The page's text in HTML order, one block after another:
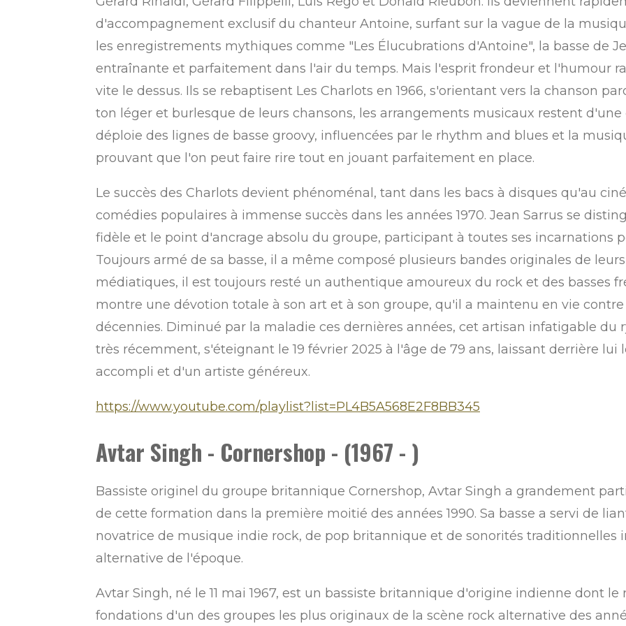
d'accompagnement exclusif du chanteur Antoine, surfant sur la vague de la
les enregistrements mythiques comme "Les Élucubrations d'Antoine", la basse de
entraînante et parfaitement dans l'air du temps. Mais l'esprit frondeur et l'humour
vite le dessus. Ils se rebaptisent Les Charlots en 1966, s'orientant vers la chanson
ton léger et burlesque de leurs chansons, les arrangements musicaux restent d'une
déploie des lignes de basse groovy, influencées par le rhythm and blues et la
prouvant que l'on peut faire rire tout en jouant parfaitement en place.
Le succès des Charlots devient phénoménal, tant dans les bacs à disques qu'au
comédies populaires à immense succès dans les années 1970. Jean Sarrus se
fidèle et le point d'ancrage absolu du groupe, participant à toutes ses incarnations
Toujours armé de sa basse, il a même composé plusieurs bandes originales de
médiatiques, il est toujours resté un authentique amoureux du rock et des basses
montre une dévotion totale à son art et à son groupe, qu'il a maintenu en vie
décennies. Diminué par la maladie ces dernières années, cet artisan infatigable
très récemment, s'éteignant le 19 février 2025 à l'âge de 79 ans, laissant derrière
accompli et d'un artiste généreux.
https://www.youtube.com/playlist?list=PL4B5A568E2F8BB345
Avtar Singh - Cornershop - (1967 - )
Bassiste originel du groupe britannique Cornershop, Avtar Singh a grandement
de cette formation dans la première moitié des années 1990. Sa basse a servi de
novatrice de musique indie rock, de pop britannique et de sonorités traditionnelles
alternative de l'époque.
Avtar Singh, né le 11 mai 1967, est un bassiste britannique d'origine indienne dont le
fondations d'un des groupes les plus originaux de la scène rock alternative des